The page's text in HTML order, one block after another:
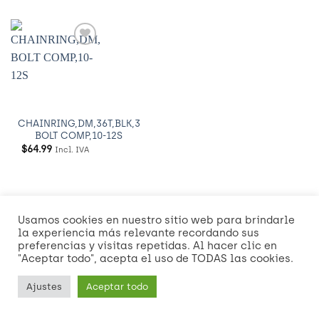
Añadir
a
CHAINRING,DM,36T,BLK,3
BOLT COMP,10-12S
$64.99 Incl. IVA
Visa MasterCardAmerican
Express
Credit
Card
2
Dinners
Club
Discover
Visa
NOSOTROS POLÍTICAS DE ENVÍO Y ENTREGA
Copyright 2026 ©
Usamos cookies en nuestro sitio web para brindarle
la experiencia más relevante recordando sus
preferencias y visitas repetidas. Al hacer clic en
"Aceptar todo", acepta el uso de TODAS las cookies.
Ajustes Aceptar todo